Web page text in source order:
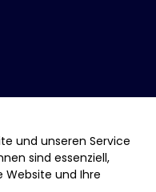
und unseren Service
sind essenziell,
Website und Ihre